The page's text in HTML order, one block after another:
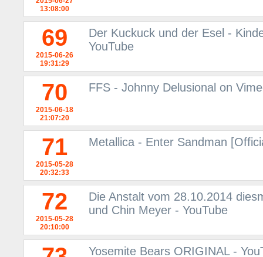
13:08:00
69
2015-06-26
19:31:29
Der Kuckuck und der Esel -
YouTube
70
2015-06-18
21:07:20
FFS - Johnny Delusional on
71
2015-05-28
20:32:33
Metallica - Enter Sandman
72
2015-05-28
20:10:00
Die Anstalt vom 28.10.2014
und Chin Meyer - YouTube
Yosemite Bears ORIGINAL -